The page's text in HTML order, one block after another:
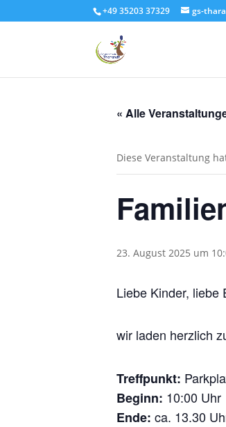
+49 35203 37329 gs-
« Alle
Diese Veranstaltung
23. August 2025 um
Liebe Kinder, liebe
wir laden herzlich
Treffpunkt:
Beginn: 10:00 Uhr
Ende: ca. 13.30